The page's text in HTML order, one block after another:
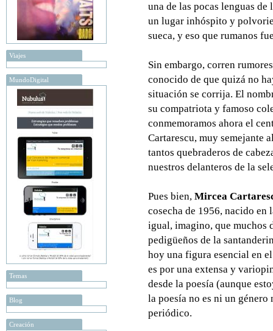
Viajes
MundoDigital
Temas
Blog
Creación
una de las pocas lenguas
un lugar inhóspito y
sueca, y eso que rumanos
Sin embargo, corren
conocido de que quizá no
situación se corrija. El
su compatriota y famoso
conmemoramos ahora el
Cartarescu, muy semejante
tantos quebraderos de
nuestros delanteros de la
Pues bien, Mircea
cosecha de 1956, nacido en
igual, imagino, que muchos
pedigüeños de la
hoy una figura esencial en
es por una extensa y
desde la poesía (aunque
la poesía no es ni un
periódico.